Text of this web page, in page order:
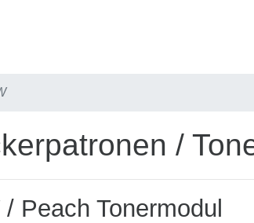
/
/ Peach Tonermodul